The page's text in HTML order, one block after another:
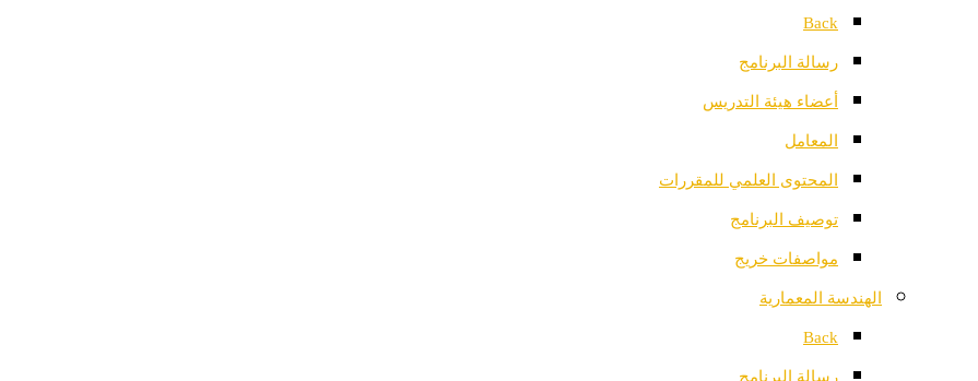
Back
رسالة البرنامج
أعضاء هيئة التدريس
المعامل
المحتوى العلمي للمقررات
توصيف البرنامج
مواصفات خريج
الهندسة المعمارية
Back
رسالة البرنامج